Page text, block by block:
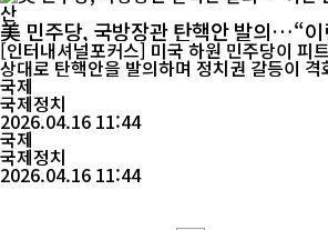
美 민주당, 국방장관 탄핵안 발의…“이
공방 확산
[인터내셔널포커스] 미국 하원 민주당이 피
상대로 탄핵안을 발의하며 정치권 갈등이
군사작전을 둘러싼 책임 공방이 핵심 쟁점으
수행 과정의 적절성과 권한 행사 범위가 도마에 올랐다.
따르면, 이번 탄핵안은 야사민 안사리 의원
민주당 의원들이 동참했다. 발의안은 총 5개
군사작전 ...
국제
국제정치
2026.04.16 11:44
국제
국제정치
2026.04.16 11:44